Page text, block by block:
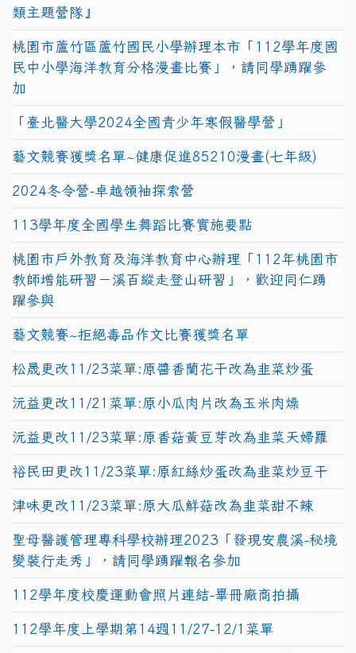
類主題營隊』
桃園市蘆竹區蘆竹國民小學辦理本市「112學年度國
民中小學海洋教育分格漫畫比賽」，請同學踴躍參
加
「臺北醫大學2024全國青少年寒假醫學營」
藝文競賽獲獎名單~健康促進85210漫畫(七年級)
2024冬令營-卓越領袖探索營
113學年度全國學生舞蹈比賽實施要點
桃園市戶外教育及海洋教育中心辦理「112年桃園市
教師增能研習－溪百縱走登山研習」，歡迎同仁踴
躍參與
藝文競賽~拒絕毒品作文比賽獲獎名單
松晟更改11/23菜單:原醬香蘭花干改為韭菜炒蛋
沅益更改11/21菜單:原小瓜肉片改為玉米肉燥
沅益更改11/23菜單:原香菇黃豆芽改為韭菜天婦羅
裕民田更改11/23菜單:原紅絲炒蛋改為韭菜炒豆干
津味更改11/23菜單:原大瓜鮮菇改為韭菜甜不辣
聖母醫護管理專科學校辦理2023「發現安農溪-秘境
變裝行走秀」，請同學踴躍報名參加
112學年度校慶運動會照片連結-畢冊廠商拍攝
112學年度上學期第14週11/27-12/1菜單